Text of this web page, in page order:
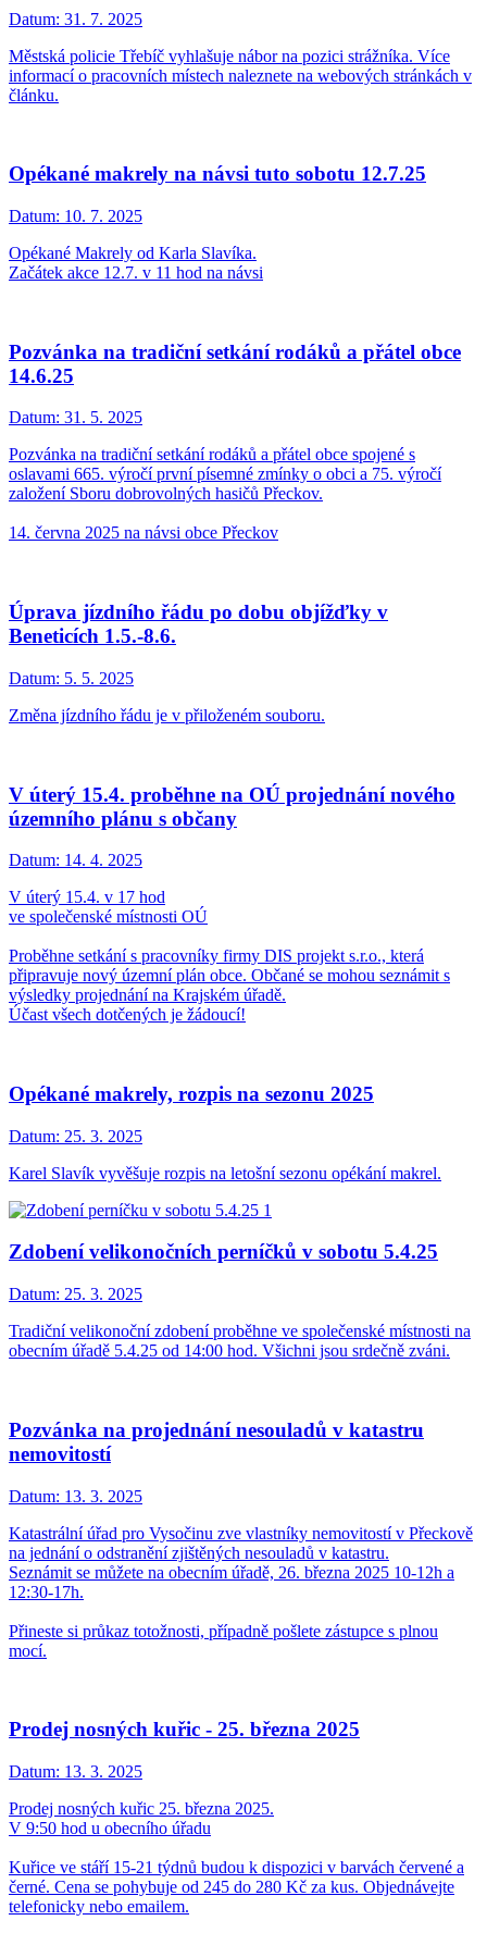
Datum: 31. 7. 2025
Městská policie Třebíč vyhlašuje nábor na pozici strážníka. Více
informací o pracovních místech naleznete na webových stránkách v
článku.
Opékané makrely na návsi tuto sobotu 12.7.25
Datum: 10. 7. 2025
Opékané Makrely od Karla Slavíka.
Začátek akce 12.7. v 11 hod na návsi
Pozvánka na tradiční setkání rodáků a přátel obce
14.6.25
Datum: 31. 5. 2025
Pozvánka na tradiční setkání rodáků a přátel obce spojené s
oslavami 665. výročí první písemné zmínky o obci a 75. výročí
založení Sboru dobrovolných hasičů Přeckov.
14. června 2025 na návsi obce Přeckov
Úprava jízdního řádu po dobu objížďky v
Beneticích 1.5.-8.6.
Datum: 5. 5. 2025
Změna jízdního řádu je v přiloženém souboru.
V úterý 15.4. proběhne na OÚ projednání nového
územního plánu s občany
Datum: 14. 4. 2025
V úterý 15.4. v 17 hod
ve společenské místnosti OÚ
Proběhne setkání s pracovníky firmy DIS projekt s.r.o., která
připravuje nový územní plán obce. Občané se mohou seznámit s
výsledky projednání na Krajském úřadě.
Účast všech dotčených je žádoucí!
Opékané makrely, rozpis na sezonu 2025
Datum: 25. 3. 2025
Karel Slavík vyvěšuje rozpis na letošní sezonu opékání makrel.
Zdobení velikonočních perníčků v sobotu 5.4.25
Datum: 25. 3. 2025
Tradiční velikonoční zdobení proběhne ve společenské místnosti na
obecním úřadě 5.4.25 od 14:00 hod. Všichni jsou srdečně zváni.
Pozvánka na projednání nesouladů v katastru
nemovitostí
Datum: 13. 3. 2025
Katastrální úřad pro Vysočinu zve vlastníky nemovitostí v Přeckově
na jednání o odstranění zjištěných nesouladů v katastru.
Seznámit se můžete na obecním úřadě, 26. března 2025 10-12h a
12:30-17h.
Přineste si průkaz totožnosti, případně pošlete zástupce s plnou
mocí.
Prodej nosných kuřic - 25. března 2025
Datum: 13. 3. 2025
Prodej nosných kuřic 25. března 2025.
V 9:50 hod u obecního úřadu
Kuřice ve stáří 15-21 týdnů budou k dispozici v barvách červené a
černé. Cena se pohybuje od 245 do 280 Kč za kus. Objednávejte
telefonicky nebo emailem.